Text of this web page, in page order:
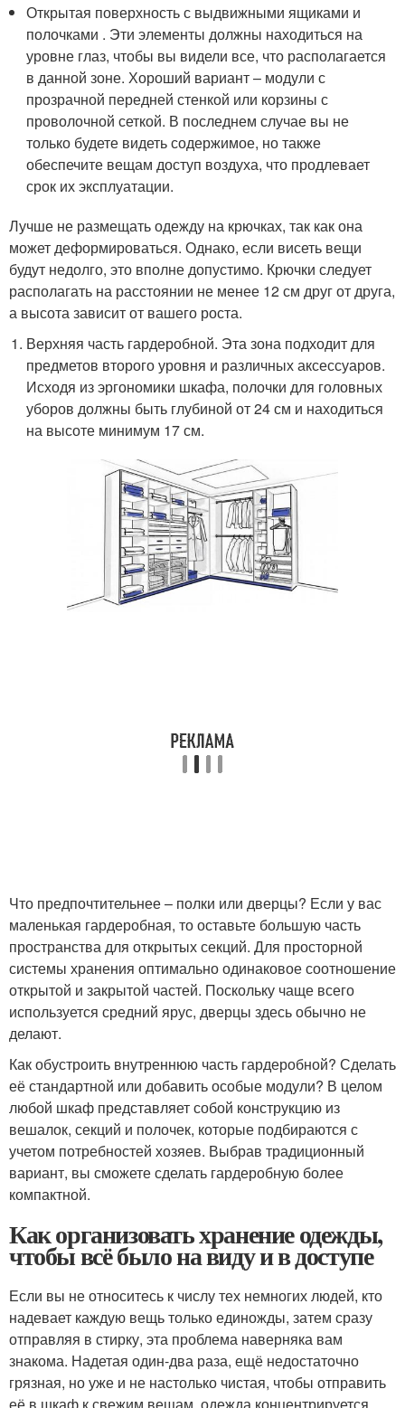
Открытая поверхность с выдвижными ящиками и
полочками . Эти элементы должны находиться на
уровне глаз, чтобы вы видели все, что располагается
в данной зоне. Хороший вариант – модули с
прозрачной передней стенкой или корзины с
проволочной сеткой. В последнем случае вы не
только будете видеть содержимое, но также
обеспечите вещам доступ воздуха, что продлевает
срок их эксплуатации.
Лучше не размещать одежду на крючках, так как она
может деформироваться. Однако, если висеть вещи
будут недолго, это вполне допустимо. Крючки следует
располагать на расстоянии не менее 12 см друг от друга,
а высота зависит от вашего роста.
Верхняя часть гардеробной. Эта зона подходит для
предметов второго уровня и различных аксессуаров.
Исходя из эргономики шкафа, полочки для головных
уборов должны быть глубиной от 24 см и находиться
на высоте минимум 17 см.
Что предпочтительнее – полки или дверцы? Если у вас
маленькая гардеробная, то оставьте большую часть
пространства для открытых секций. Для просторной
системы хранения оптимально одинаковое соотношение
открытой и закрытой частей. Поскольку чаще всего
используется средний ярус, дверцы здесь обычно не
делают.
Как обустроить внутреннюю часть гардеробной? Сделать
её стандартной или добавить особые модули? В целом
любой шкаф представляет собой конструкцию из
вешалок, секций и полочек, которые подбираются с
учетом потребностей хозяев. Выбрав традиционный
вариант, вы сможете сделать гардеробную более
компактной.
Как организовать хранение одежды,
чтобы всё было на виду и в доступе
Если вы не относитесь к числу тех немногих людей, кто
надевает каждую вещь только единожды, затем сразу
отправляя в стирку, эта проблема наверняка вам
знакома. Надетая один-два раза, ещё недостаточно
грязная, но уже и не настолько чистая, чтобы отправить
её в шкаф к свежим вещам, одежда концентрируется